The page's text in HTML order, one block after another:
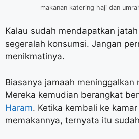
makanan katering haji dan
Kalau sudah mendapatkan
segeralah konsumsi. Jangan
menikmatinya.
Biasanya jamaah meninggalkan
Mereka kemudian berangkat
Haram. Ketika kembali ke
memakannya, ternyata itu